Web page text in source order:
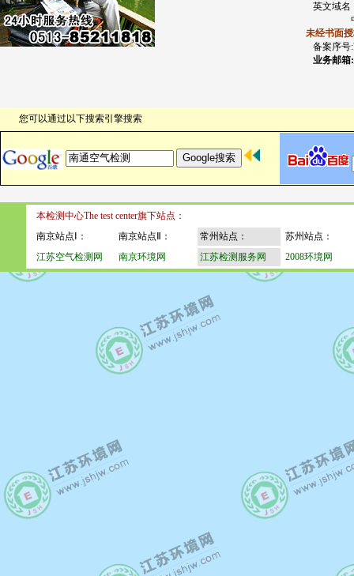
英文域名
中文域名
未经书面授权
备案序号:
业务邮箱
您可以通过以下搜索引擎搜索
本检测中心The test center旗下站点：
南京站点Ⅰ：
南京站点Ⅱ： 常州站点：
苏州站点：
江苏空气检测网
南京环境网 江苏检测服务网 2008环境网